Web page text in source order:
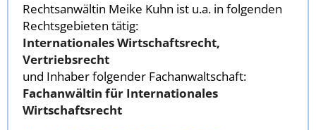
Rechtsanwältin Meike Kuhn ist u.a. in folgenden
Rechtsgebieten tätig:
Internationales Wirtschaftsrecht,
Vertriebsrecht
und Inhaber folgender Fachanwaltschaft:
Fachanwältin für Internationales
Wirtschaftsrecht